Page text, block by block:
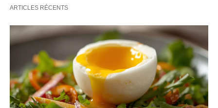
ARTICLES RÉCENTS